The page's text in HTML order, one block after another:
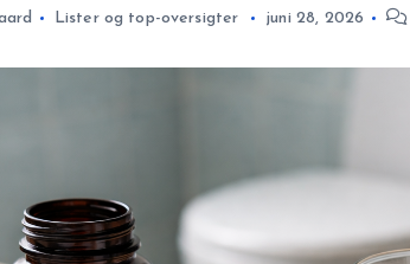
Lister og top-oversigter juni 28, 2026